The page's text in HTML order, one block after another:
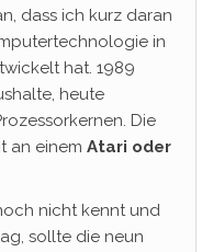
dass ich kurz daran
in
hat. 1989
heute
Die
an einem Atari oder
nicht kennt und
sollte die neun